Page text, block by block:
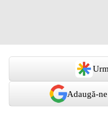
Adaugă-